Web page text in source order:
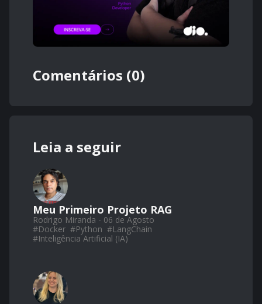
Comentários (0)
Leia a seguir
Meu Primeiro Projeto RAG
Rodrigo Miranda - 06 de Agosto
#Docker #Python #LangChain
#Inteligência Artificial (IA)